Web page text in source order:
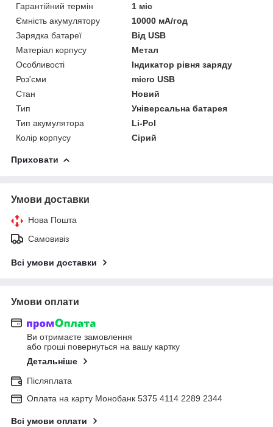
Гарантійний термін
1 міс
Ємність акумулятору
10000 мА/год
Зарядка батареї
Від USB
Матеріал корпусу
Метал
Особливості
Індикатор рівня заряду
Роз'єми
micro USB
Стан
Новий
Тип
Універсальна батарея
Тип акумулятора
Li-Pol
Колір корпусу
Сірий
Приховати
Умови доставки
Нова Пошта
Самовивіз
Всі умови доставки
Умови оплати
Ви отримаєте замовлення
або гроші повернуться на вашу картку
Детальніше
Післяплата
Оплата на карту Монобанк 5375 4114 2289 2344
Всі умови оплати